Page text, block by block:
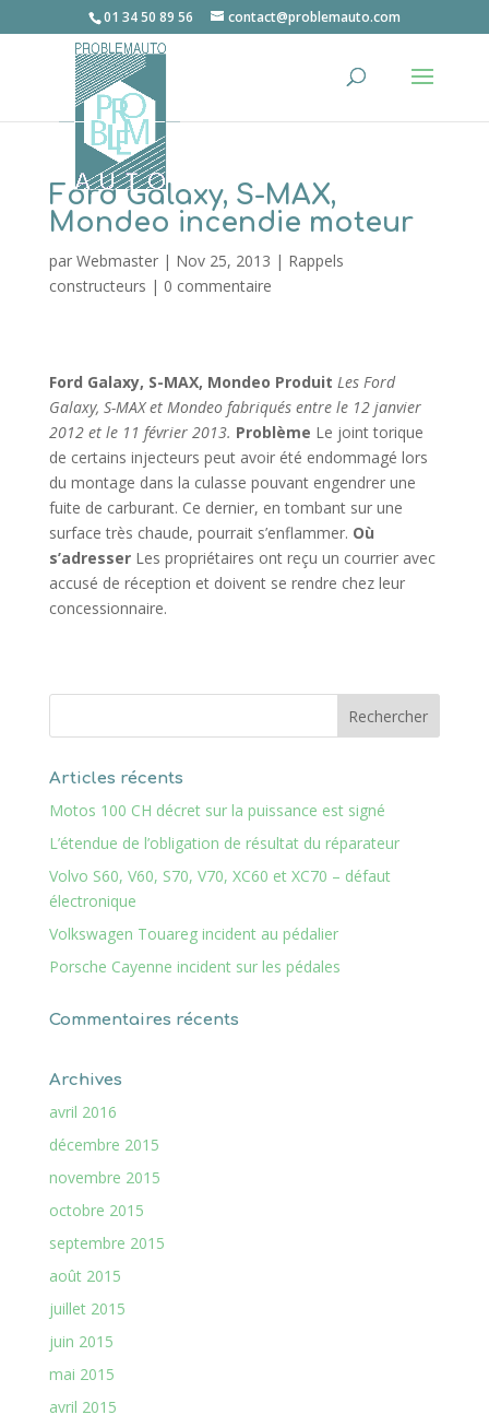
01 34 50 89 56 contact@problemauto.com
Ford Galaxy, S-MAX,
Mondeo incendie moteur
par Webmaster| Nov 25, 2013 | Rappels
constructeurs | 0 commentaire
Ford Galaxy, S-MAX, Mondeo Produit Les Ford
Galaxy, S-MAX et Mondeo fabriqués entre le 12 janvier
2012 et le 11 février 2013. Problème Le joint torique
de certains injecteurs peut avoir été endommagé lors
du montage dans la culasse pouvant engendrer une
fuite de carburant. Ce dernier, en tombant sur une
surface très chaude, pourrait s’enflammer. Où
s’adresserLes propriétaires ont reçu un courrier avec
accusé de réception et doivent se rendre chez leur
concessionnaire.
Articles récents
Motos 100 CH décret sur la puissance est signé
L’étendue de l’obligation de résultat du réparateur
Volvo S60, V60, S70, V70, XC60 et XC70 – défaut
électronique
Volkswagen Touareg incident au pédalier
Porsche Cayenne incident sur les pédales
Commentaires récents
Archives
avril 2016
décembre 2015
novembre 2015
octobre 2015
septembre 2015
août 2015
juillet 2015
juin 2015
mai 2015
avril 2015